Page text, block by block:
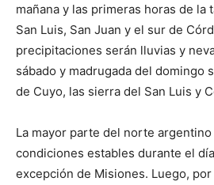
mañana y las primeras horas de la
San Luis, San Juan y el sur de
precipitaciones serán lluvias y
sábado y madrugada del domingo
de Cuyo, las sierra del San Luis y
La mayor parte del norte
condiciones estables durante el
excepción de Misiones. Luego,